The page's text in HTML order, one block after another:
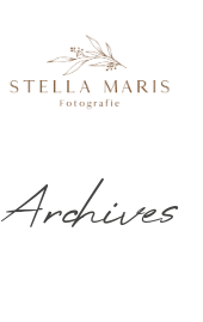
EINBLICKE
Archives